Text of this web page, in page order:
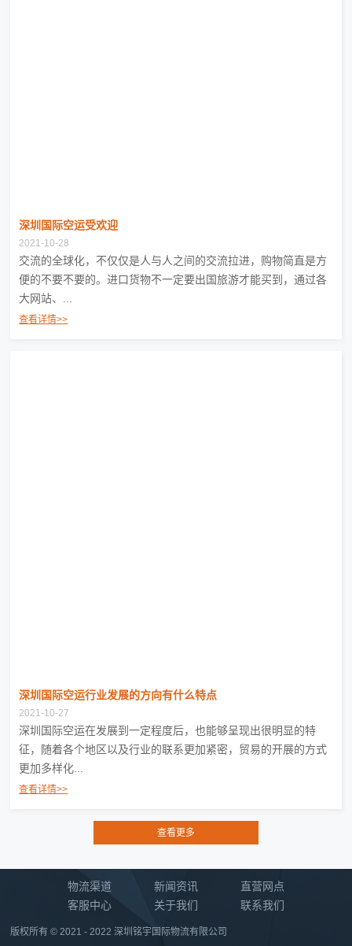
深圳国际空运受欢迎
2021-10-28
交流的全球化，不仅仅是人与人之间的交流拉进，购物简直是方
便的不要不要的。进口货物不一定要出国旅游才能买到，通过各
大网站、...
查看详情>>
深圳国际空运行业发展的方向有什么特点
2021-10-27
深圳国际空运在发展到一定程度后，也能够呈现出很明显的特
征，随着各个地区以及行业的联系更加紧密，贸易的开展的方式
更加多样化...
查看详情>>
物流渠道 新闻资讯
直营网点
客服中心
关于我们 联系我们
版权所有 © 2021 - 2022 深圳铭宇国际物流有限公司